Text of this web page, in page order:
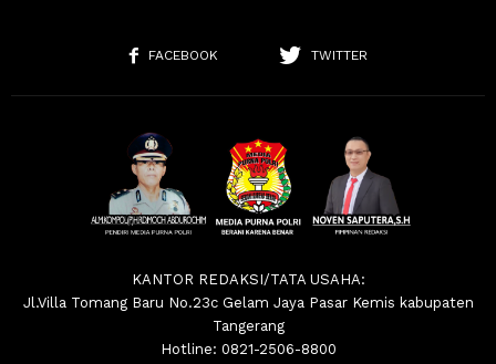
FACEBOOK TWITTER
KANTOR REDAKSI/TATA USAHA:
Jl.Villa Tomang Baru No.23c Gelam Jaya Pasar Kemis kabupaten
Tangerang
Hotline: 0821-2506-8800